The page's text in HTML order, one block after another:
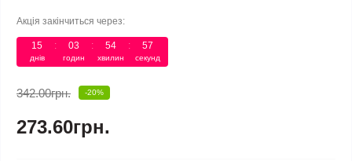
Акція закінчиться через:
15
днів
: 03
годин
: 54
хвилин
: 57
секунд
342.00грн. -20%
273.60грн.